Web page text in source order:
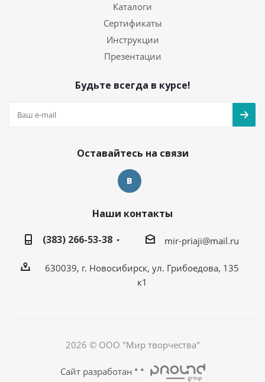
Каталоги
Сертификаты
Инструкции
Презентации
Будьте всегда в курсе!
Оставайтесь на связи
Наши контакты
(383) 266-53-38
mir-priaji@mail.ru
630039, г. Новосибирск, ул. Грибоедова, 135
к1
2026 © ООО "Мир творчества"
Сайт разработан